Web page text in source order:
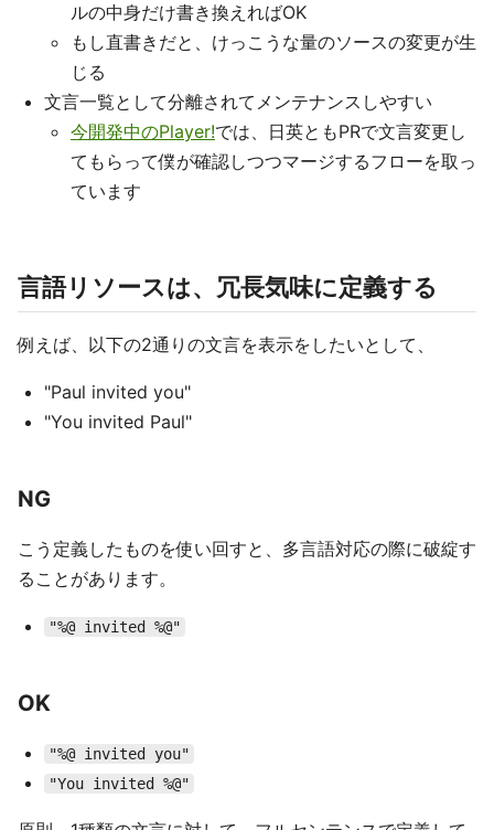
ルの中身だけ書き換えればOK
もし直書きだと、けっこうな量のソースの変更が生
じる
文言一覧として分離されてメンテナンスしやすい
今開発中のPlayer!では、日英ともPRで文言変更し
てもらって僕が確認しつつマージするフローを取っ
ています
言語リソースは、冗長気味に定義する
例えば、以下の2通りの文言を表示をしたいとして、
"Paul invited you"
"You invited Paul"
NG
こう定義したものを使い回すと、多言語対応の際に破綻す
ることがあります。
"%@ invited %@"
OK
"%@ invited you"
"You invited %@"